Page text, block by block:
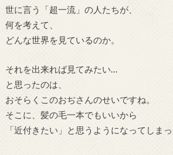
世に言う「超一流」の人たちが、
何を考えて、
どんな世界を見ているのか。
それを出来れば見てみたい…
と思ったのは、
おそらくこのおぢさんのせいですね。
そこに、髪の毛一本でもいいから
「近付きたい」と思うようになってしまっ